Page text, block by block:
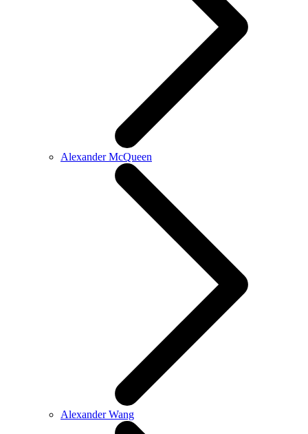
Alexander McQueen
Alexander Wang